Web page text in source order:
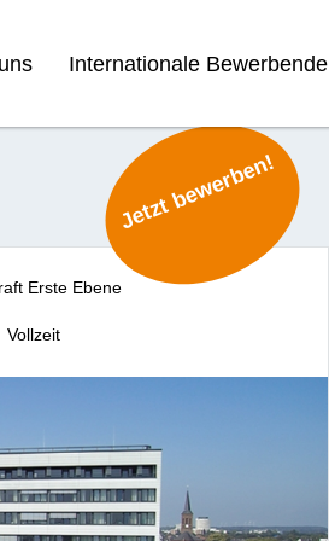
Internationale Bewerbende
Jetzt bewerben!
Erste Ebene
Vollzeit